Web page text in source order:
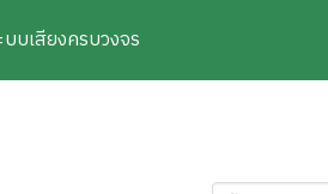
บเสียงครบวงจร